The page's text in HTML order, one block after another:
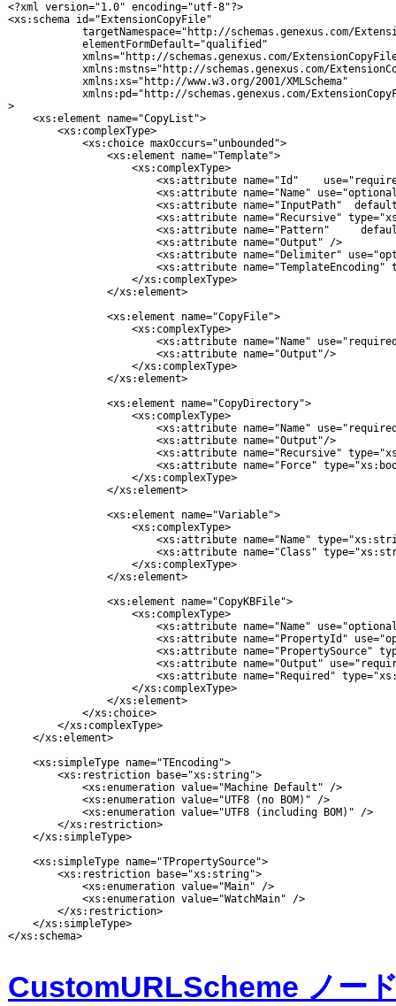
<?xml version="1.0" encoding="utf-8"?>
<xs:schema id="ExtensionCopyFile"
targetNamespace="http://schemas.genexus.com/
elementFormDefault="qualified"
xmlns="http://schemas.genexus.com/
xmlns:mstns="http://schemas.genexus.com/
xmlns:xs="http://www.w3.org/2001/XMLSchema"
xmlns:pd="http://schemas.genexus.com/
>
<xs:element name="CopyList">
<xs:complexType>
<xs:choice maxOccurs="unbounded">
<xs:element name="Template">
<xs:complexType>
<xs:attribute name="Id"
<xs:attribute name="Name"
<xs:attribute name="InputPath"  default=""
<xs:attribute name="Recursive"
<xs:attribute name="Pattern"
<xs:attribute name="Output" />
<xs:attribute name="Delimiter"
<xs:attribute name="TemplateEncoding"
</xs:complexType>
</xs:element>
<xs:element name="CopyFile">
<xs:complexType>
<xs:attribute name="Name"
<xs:attribute name="Output"/>
</xs:complexType>
</xs:element>
<xs:element name="CopyDirectory">
<xs:complexType>
<xs:attribute name="Name"
<xs:attribute name="Output"/>
<xs:attribute name="Recursive"
<xs:attribute name="Force"
</xs:complexType>
</xs:element>
<xs:element name="Variable">
<xs:complexType>
<xs:attribute name="Name" type="xs:string"
<xs:attribute name="Class" type="xs:string"
</xs:complexType>
</xs:element>
<xs:element name="CopyKBFile">
<xs:complexType>
<xs:attribute name="Name"
<xs:attribute name="PropertyId"
<xs:attribute name="PropertySource"
<xs:attribute name="Output"
<xs:attribute name="Required"
</xs:complexType>
</xs:element>
</xs:choice>
</xs:complexType>
</xs:element>
<xs:simpleType name="TEncoding">
<xs:restriction base="xs:string">
<xs:enumeration value="Machine Default" />
<xs:enumeration value="UTF8 (no BOM)" />
<xs:enumeration value="UTF8 (including BOM)" />
</xs:restriction>
</xs:simpleType>
<xs:simpleType name="TPropertySource">
<xs:restriction base="xs:string">
<xs:enumeration value="Main" />
<xs:enumeration value="WatchMain" />
</xs:restriction>
</xs:simpleType>
</xs:schema>
CustomURLScheme ノー